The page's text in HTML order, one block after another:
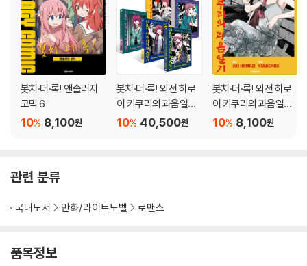
봇치·더·록! 앤솔러지
코믹 6
8,100원
10%
봇치·더·록! 외전 히로
이 키쿠리의 과음일기 1
~5권 세트40,500원
10%
봇치·더·록! 외전 히로
이 키쿠리의 과음일기
5
8,100원
10%
관련 분류
국내도서 만화/라이트노벨 로맨스
품목정보